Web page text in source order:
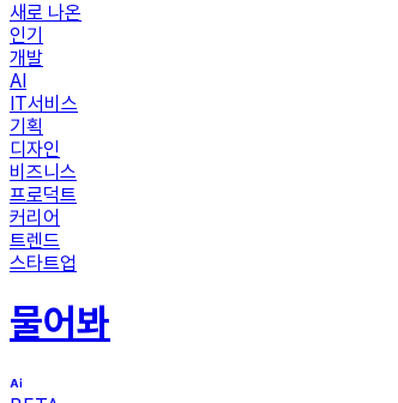
새로 나온
인기
개발
AI
IT서비스
기획
디자인
비즈니스
프로덕트
커리어
트렌드
스타트업
물어봐